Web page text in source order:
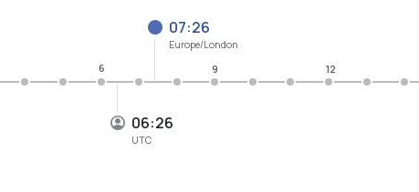
06:26
UTC
07:26
Europe/London
6 9 12